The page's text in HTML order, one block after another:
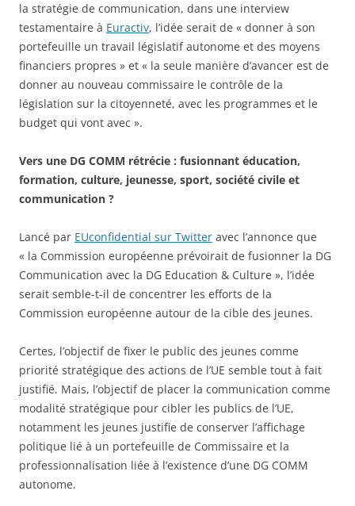
la stratégie de communication, dans une interview
testamentaire à Euractiv, l’idée serait de « donner à son
portefeuille un travail législatif autonome et des moyens
financiers propres » et « la seule manière d’avancer est de
donner au nouveau commissaire le contrôle de la
législation sur la citoyenneté, avec les programmes et le
budget qui vont avec ».
Vers une DG COMM rétrécie : fusionnant éducation,
formation, culture, jeunesse, sport, société civile et
communication ?
Lancé par EUconfidential sur Twitter avec l’annonce que
« la Commission européenne prévoirait de fusionner la DG
Communication avec la DG Education & Culture », l’idée
serait semble-t-il de concentrer les efforts de la
Commission européenne autour de la cible des jeunes.
Certes, l’objectif de fixer le public des jeunes comme
priorité stratégique des actions de l’UE semble tout à fait
justifié. Mais, l’objectif de placer la communication comme
modalité stratégique pour cibler les publics de l’UE,
notamment les jeunes justifie de conserver l’affichage
politique lié à un portefeuille de Commissaire et la
professionnalisation liée à l’existence d’une DG COMM
autonome.